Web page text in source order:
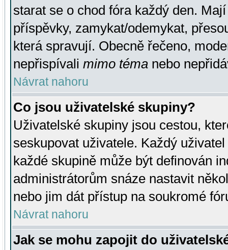
starat se o chod fóra každý den.
příspěvky, zamykat/odemykat,
která spravují. Obecně řečeno,
nepřispívali mimo téma nebo
Návrat nahoru
Co jsou uživatelské skupiny?
Uživatelské skupiny jsou cestou,
seskupovat uživatele. Každý
každé skupině může být definován
administrátorům snáze nastavit
nebo jim dát přístup na soukromé
Návrat nahoru
Jak se mohu zapojit do